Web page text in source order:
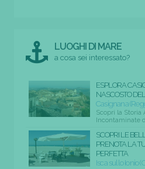
LUOGHI DI MARE
a cosa sei interessato?
ESPLORA
NASCOSTO
Casignana
Scopri la Storia
Incontaminate
SCOPRI LE
PRENOTA LA
PERFETTA
Isca sullo Ionio